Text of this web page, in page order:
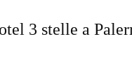
3 stelle a